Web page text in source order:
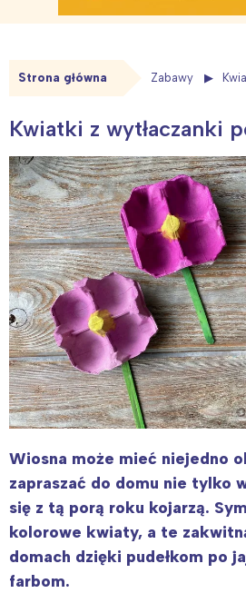
Strona główna Zabawy
Kwiatki z wytłaczanki
Wiosna może mieć niejedno
zapraszać do domu nie tylko
się z tą porą roku kojarzą.
kolorowe kwiaty, a te
domach dzięki pudełkom po
farbom.